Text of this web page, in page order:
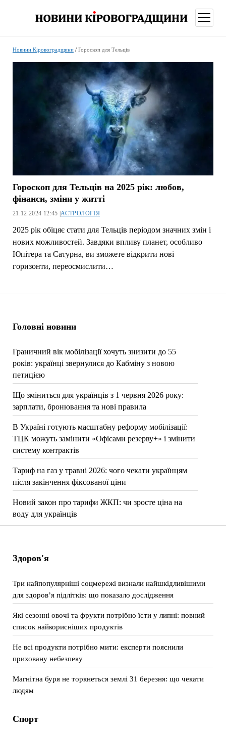
меню
Головні новини
Граничний вік мобілізації хочуть знизити до 55
років: українці звернулися до Кабміну з новою
петицією
Що зміниться для українців з 1 червня 2026 року:
зарплати, бронювання та нові правила
В Україні готують масштабну реформу мобілізації:
ТЦК можуть замінити «Офісами резерву+» і змінити
систему контрактів
Тариф на газ у травні 2026: чого чекати українцям
після закінчення фіксованої ціни
Новий закон про тарифи ЖКП: чи зросте ціна на
воду для українців
Новини Кіровоградщини/ Гороскоп для Тельців
Гороскоп для Тельців на 2025 рік: любов,
фінанси, зміни у житті
21.12.2024 12:45 |АСТРОЛОГІЯ
2025 рік обіцяє стати для Тельців періодом значних змін і
нових можливостей. Завдяки впливу планет, особливо
Юпітера та Сатурна, ви зможете відкрити нові
горизонти, переосмислити…
Здоров'я
Три найпопулярніші соцмережі визнали найшкідливішими
для здоров’я підлітків: що показало дослідження
Які сезонні овочі та фрукти потрібно їсти у липні: повний
список найкорисніших продуктів
Не всі продукти потрібно мити: експерти пояснили
приховану небезпеку
Магнітна буря не торкнеться землі 31 березня: що чекати
людям
Спорт